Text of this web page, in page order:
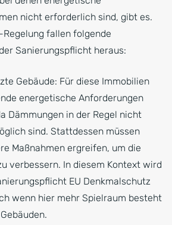
nicht erforderlich sind, gibt es.
fallen folgende
Sanierungspflicht heraus:
Gebäude: Für diese Immobilien
energetische Anforderungen
Dämmungen in der Regel nicht
sind. Stattdessen müssen
Maßnahmen ergreifen, um die
verbessern. In diesem Kontext wird
EU Denkmalschutz
wenn hier mehr Spielraum besteht